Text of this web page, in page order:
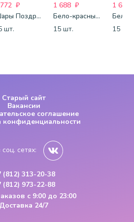
₽
Шары Поздравления
шт.
1 688 ₽
Бело-красные шары-пастель
15 шт.
1 688
15 шт.
Старый сайт
Вакансии
соглашение
конфиденциальности
сетях:
(812) 313-20-38
(812) 973-22-88
с 9:00 до 23:00
Доставка 24/7